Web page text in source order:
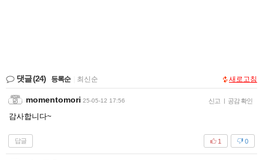
댓글(24) 등록순 최신순 새로고침
momentomori 25-05-12 17:56 신고 | 공감 확인
감사합니다~
답글 0
1